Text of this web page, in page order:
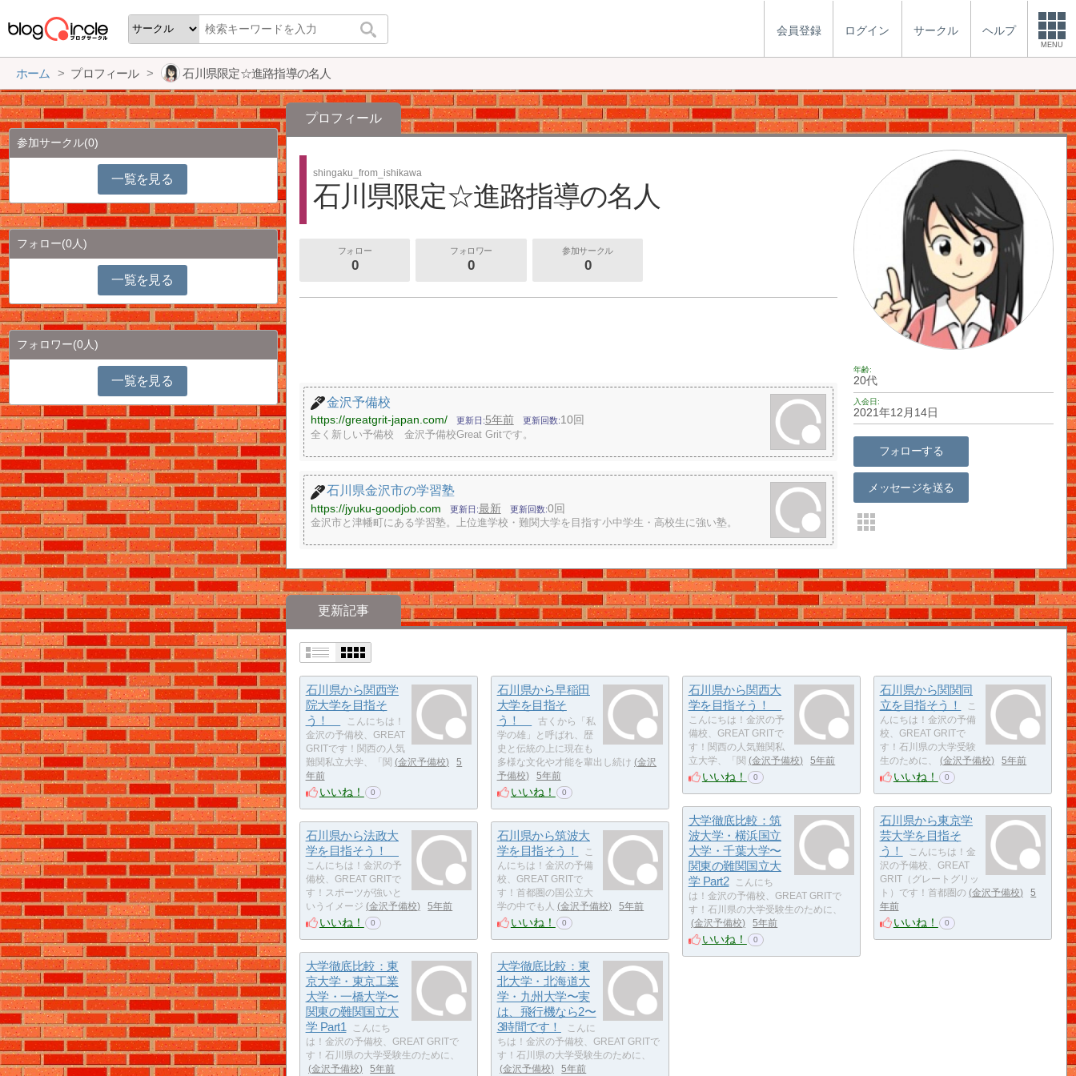
会員登録 ログイン サークル ヘルプ
MENU
ホーム プロフィール 石川県限定☆進路指導の名人
プロフィール
shingaku_from_ishikawa
石川県限定☆進路指導の名人
フォロー
0
フォロワー
0
参加サークル
0
年齢
20代
入会日
2021年12月14日
フォローする
メッセージを送る
金沢予備校
https://greatgrit-japan.com/ 更新日 5年前 更新回数 10回
全く新しい予備校 金沢予備校Great Gritです。
石川県金沢市の学習塾
https://jyuku-goodjob.com 更新日 最新 更新回数 0回
金沢市と津幡町にある学習塾。上位進学校・難関大学を目指す小中学生・高校生に強い塾。
更新記事
石川県から関西学
院大学を目指そ
う！
こんにちは！
金沢の予備校、GREAT
GRITです！関西の人気
難関私立大学、「関
金沢予備校
5
年前
いいね！ 0
石川県から早稲田
大学を目指そ
う！
古くから「私
学の雄」と呼ばれ、歴
史と伝統の上に現在も
多様な文化や才能を輩出し続け
金沢
予備校
5年前
いいね！ 0
石川県から関西大
学を目指そう！
こんにちは！金沢の予
備校、GREAT GRITで
す！関西の人気難関私
立大学、「関
金沢予備校 5年前
いいね！ 0
石川県から関関同
立を目指そう！
こ
んにちは！金沢の予備
校、GREAT GRITで
す！石川県の大学受験
生のために、
金沢予備校 5年前
いいね！ 0
大学徹底比較：筑
波大学・横浜国立
大学・千葉大学〜
関東の難関国立大
学 Part2
こんにち
は！金沢の予備校、GREAT GRITで
す！石川県の大学受験生のために、
金沢予備校
5年前
いいね！ 0
石川県から東京学
芸大学を目指そ
う！
こんにちは！金
沢の予備校、GREAT
GRIT（グレートグリッ
ト）です！首都圏の
金沢予備校
5
年前
いいね！ 0
石川県から法政大
学を目指そう！
こんにちは！金沢の予
備校、GREAT GRITで
す！スポーツが強いと
いうイメージ
金沢予備校 5年前
いいね！ 0
石川県から筑波大
学を目指そう！
こ
んにちは！金沢の予備
校、GREAT GRITで
す！首都圏の国公立大
学の中でも人
金沢予備校 5年前
いいね！ 0
大学徹底比較：東
京大学・東京工業
大学・一橋大学〜
関東の難関国立大
学 Part1
こんにち
は！金沢の予備校、GREAT GRITで
す！石川県の大学受験生のために、
金沢予備校
5年前
大学徹底比較：東
北大学・北海道大
学・九州大学〜実
は、飛行機なら2〜
3時間です！
こんに
ちは！金沢の予備校、GREAT GRITで
す！石川県の大学受験生のために、
金沢予備校
5年前
参加サークル(0)
一覧を見る
フォロー(0人)
一覧を見る
フォロワー(0人)
一覧を見る